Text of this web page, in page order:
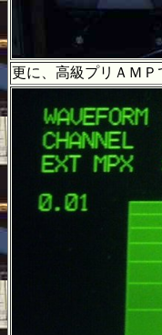
更に、高級プリＡＭ